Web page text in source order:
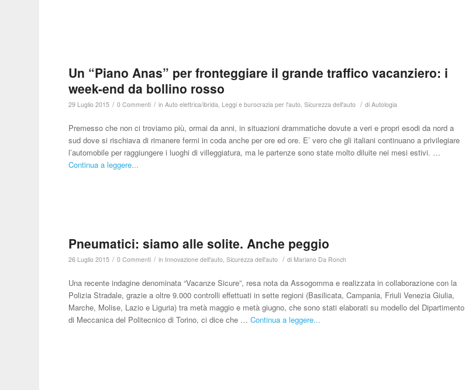
Un “Piano Anas” per fronteggiare il grande traffico vacanziero: i
week-end da bollino rosso
29 Luglio 2015 / 0 Commenti / inAuto elettrica/ibrida Leggi e burocrazia per l'auto ,Sicurezza dell'auto / diAutologia
Premesso che non ci troviamo più, ormai da anni, in situazioni drammatiche dovute a veri e propri esodi da nord a
sud dove si rischiava di rimanere fermi in coda anche per ore ed ore. E’ vero che gli italiani continuano a privilegiare
l’automobile per raggiungere i luoghi di villeggiatura, ma le partenze sono state molto diluite nei mesi estivi. …
Continua a leggere...
Pneumatici: siamo alle solite. Anche peggio
26 Luglio 2015 / 0 Commenti / in Innovazione dell'auto ,Sicurezza dell'auto / diMariano Da Ronch
Una recente indagine denominata “Vacanze Sicure”, resa nota da Assogomma e realizzata in collaborazione con la
Polizia Stradale, grazie a oltre 9.000 controlli effettuati in sette regioni (Basilicata, Campania, Friuli Venezia Giulia,
Marche, Molise, Lazio e Liguria) tra metà maggio e metà giugno, che sono stati elaborati su modello del Dipartimento
di Meccanica del Politecnico di Torino, ci dice che …Continua a leggere...